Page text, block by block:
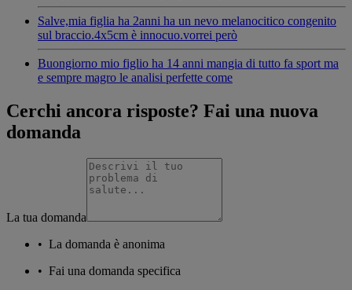
Salve,mia figlia ha 2anni ha un nevo melanocitico congenito
sul braccio.4x5cm è innocuo.vorrei però
Buongiorno mio figlio ha 14 anni mangia di tutto fa sport ma
e sempre magro le analisi perfette come
Cerchi ancora risposte? Fai una nuova
domanda
La tua domanda
• La domanda è anonima
• Fai una domanda specifica